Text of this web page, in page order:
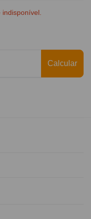
Calcular